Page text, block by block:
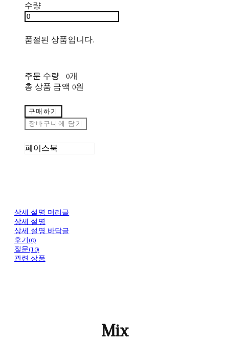
수량
품절된 상품입니다.
주문 수량
0개
총 상품 금액 0원
구매하기
장바구니에 담기
페이스북
상세 설명 머리글
상세 설명
상세 설명 바닥글
후기(0)
질문(10)
관련 상품
Mix